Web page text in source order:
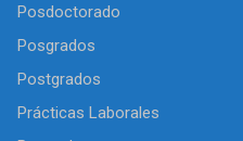
Posdoctorado
Posgrados
Postgrados
Prácticas Laborales